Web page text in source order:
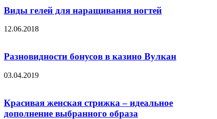
Виды гелей для наращивания ногтей
12.06.2018
Разновидности бонусов в казино Вулкан
03.04.2019
Красивая женская стрижка – идеальное
дополнение выбранного образа